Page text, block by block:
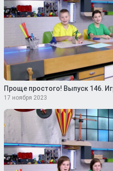
Проще простого! Выпуск 146.
17 ноября 2023